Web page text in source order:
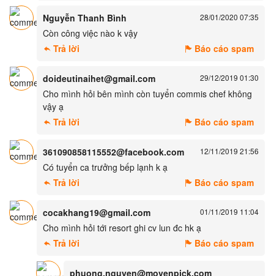
Nguyễn Thanh Bình 28/01/2020 07:35
Còn công việc nào k vậy
Trả lời
Báo cáo spam
doideutinaihet@gmail.com 29/12/2019 01:30
Cho mình hỏi bên mình còn tuyển commis chef không
vậy ạ
Trả lời
Báo cáo spam
361090858115552@facebook.com 12/11/2019 21:56
Có tuyển ca trưởng bếp lạnh k ạ
Trả lời
Báo cáo spam
cocakhang19@gmail.com 01/11/2019 11:04
Cho mình hỏi tới resort ghi cv lun đc hk ạ
Trả lời
Báo cáo spam
phuong.nguyen@movenpick.com